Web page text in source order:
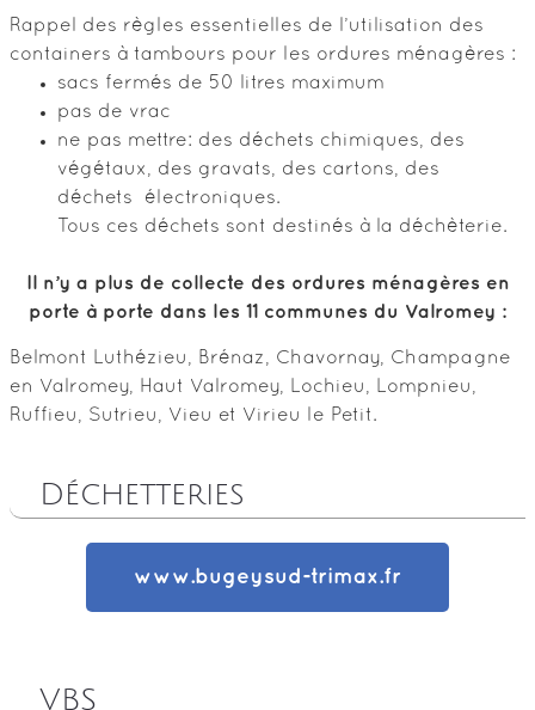
Rappel des règles essentielles de l’utilisation des
containers à tambours pour les ordures ménagères :
sacs fermés de 50 litres maximum
pas de vrac
ne pas mettre: des déchets chimiques, des
végétaux, des gravats, des cartons, des
déchets électroniques.
Tous ces déchets sont destinés à la déchèterie.
Il n’y a plus de collecte des ordures ménagères en
porte à porte dans les 11 communes du Valromey :
Belmont Luthézieu, Brénaz, Chavornay, Champagne
en Valromey, Haut Valromey, Lochieu, Lompnieu,
Ruffieu, Sutrieu, Vieu et Virieu le Petit.
Déchetteries
www.bugeysud-trimax.fr
VBS